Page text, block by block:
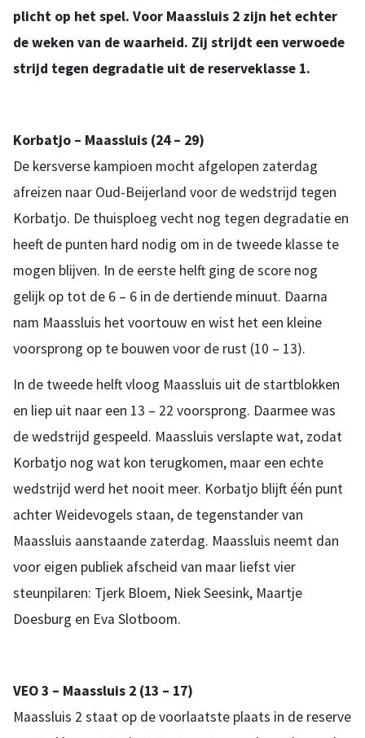
plicht op het spel. Voor Maassluis 2 zijn het echter
de weken van de waarheid. Zij strijdt een verwoede
strijd tegen degradatie uit de reserveklasse 1.
Korbatjo – Maassluis (24 – 29)
De kersverse kampioen mocht afgelopen zaterdag
afreizen naar Oud-Beijerland voor de wedstrijd tegen
Korbatjo. De thuisploeg vecht nog tegen degradatie en
heeft de punten hard nodig om in de tweede klasse te
mogen blijven. In de eerste helft ging de score nog
gelijk op tot de 6 – 6 in de dertiende minuut. Daarna
nam Maassluis het voortouw en wist het een kleine
voorsprong op te bouwen voor de rust (10 – 13).
In de tweede helft vloog Maassluis uit de startblokken
en liep uit naar een 13 – 22 voorsprong. Daarmee was
de wedstrijd gespeeld. Maassluis verslapte wat, zodat
Korbatjo nog wat kon terugkomen, maar een echte
wedstrijd werd het nooit meer. Korbatjo blijft één punt
achter Weidevogels staan, de tegenstander van
Maassluis aanstaande zaterdag. Maassluis neemt dan
voor eigen publiek afscheid van maar liefst vier
steunpilaren: Tjerk Bloem, Niek Seesink, Maartje
Doesburg en Eva Slotboom.
VEO 3 – Maassluis 2 (13 – 17)
Maassluis 2 staat op de voorlaatste plaats in de reserve